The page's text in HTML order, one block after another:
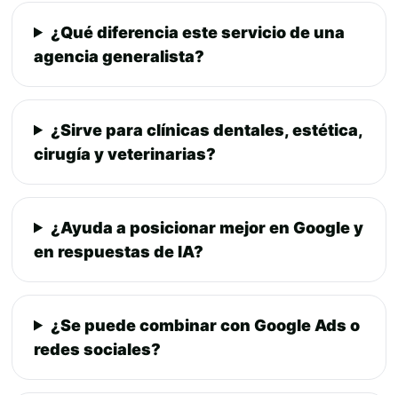
¿Qué diferencia este servicio de una
agencia generalista?
¿Sirve para clínicas dentales, estética,
cirugía y veterinarias?
¿Ayuda a posicionar mejor en Google y
en respuestas de IA?
¿Se puede combinar con Google Ads o
redes sociales?